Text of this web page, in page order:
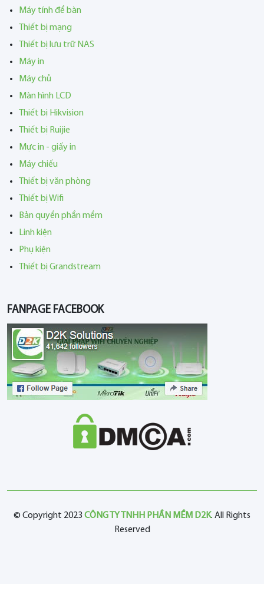
Máy tính để bàn
Thiết bị mạng
Thiết bị lưu trữ NAS
Máy in
Máy chủ
Màn hình LCD
Thiết bị Hikvision
Thiết bị Ruijie
Mực in - giấy in
Máy chiếu
Thiết bị văn phòng
Thiết bị Wifi
Bản quyền phần mềm
Linh kiện
Phụ kiện
Thiết bị Grandstream
FANPAGE FACEBOOK
© Copyright 2023 CÔNG TY TNHH PHẦN MỀM D2K. All Rights
Reserved